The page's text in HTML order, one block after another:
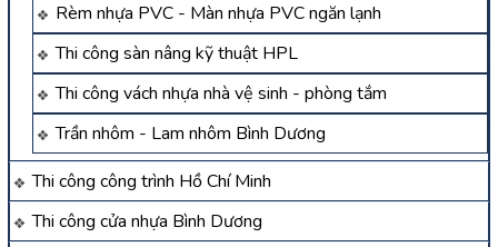
Rèm nhựa PVC - Màn nhựa PVC ngăn lạnh
Thi công sàn nâng kỹ thuật HPL
Thi công vách nhựa nhà vệ sinh - phòng tắm
Trần nhôm - Lam nhôm Bình Dương
Thi công công trình Hồ Chí Minh
Thi công cửa nhựa Bình Dương